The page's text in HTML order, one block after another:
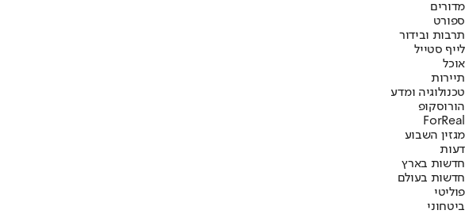
מדורים
ספורט
תרבות ובידור
לייף סטייל
אוכל
תיירות
טכנולוגיה ומדע
הורוסקופ
ForReal
מגזין השבוע
דעות
חדשות בארץ
חדשות בעולם
פוליטי
ביטחוני